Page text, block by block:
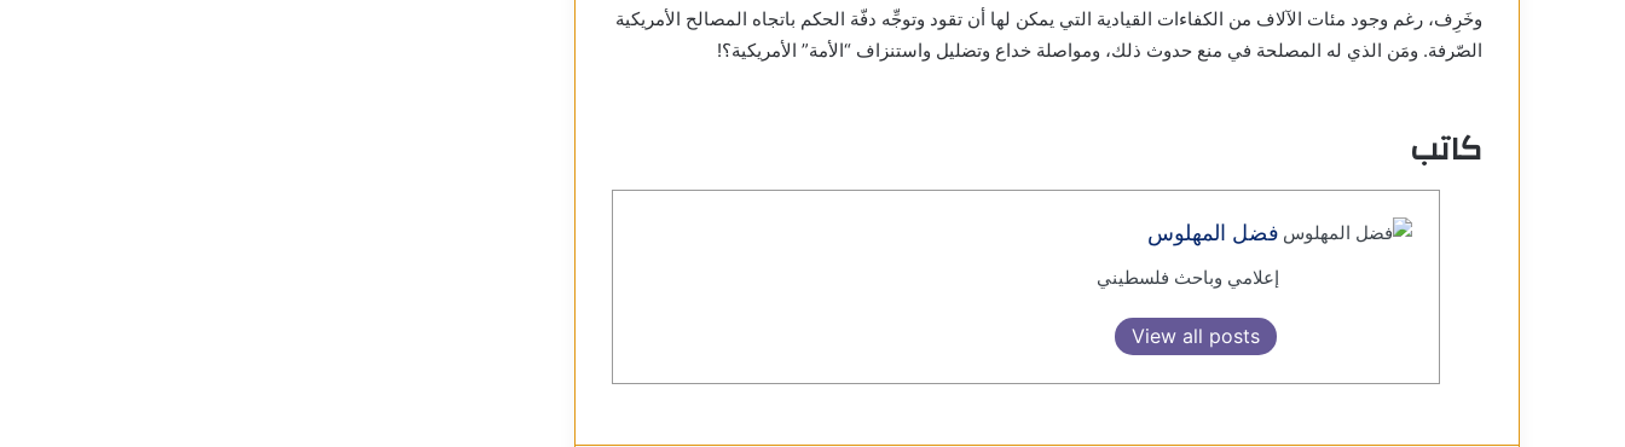
وخَرِف، رغم وجود مئات الآلاف من الكفاءات القيادية التي يمكن لها أن تقود وتوجِّه دفّة الحكم باتجاه المصالح الأمريكية
الصّرفة. ومَن الذي له المصلحة في منع حدوث ذلك، ومواصلة خداع وتضليل واستنزاف “الأمة” الأمريكية؟!
كاتب
فضل المهلوس
إعلامي وباحث فلسطيني
View all posts